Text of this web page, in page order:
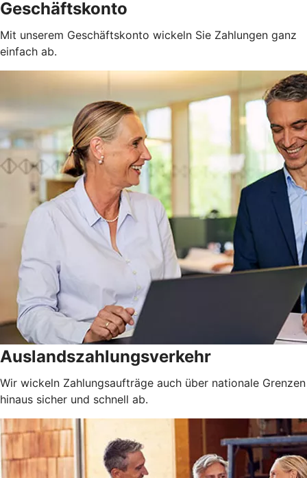
Geschäftskonto
Mit unserem Geschäftskonto wickeln Sie Zahlungen ganz
einfach ab.
Auslandszahlungsverkehr
Wir wickeln Zahlungsaufträge auch über nationale Grenzen
hinaus sicher und schnell ab.